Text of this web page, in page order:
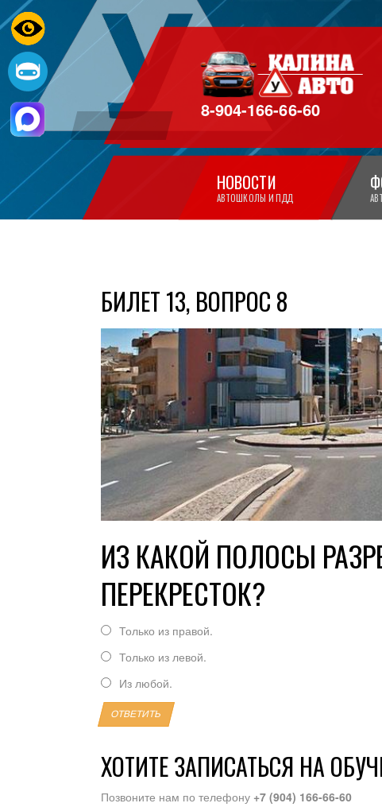
8-904-166-66-60
НОВОСТИ
АВТОШКОЛЫ И ПДД
БИЛЕТ 13, ВОПРОС 8
ИЗ КАКОЙ ПОЛОСЫ
ПЕРЕКРЕСТОК?
Только из правой.
Только из левой.
Из любой.
ОТВЕТИТЬ
ХОТИТЕ ЗАПИСАТЬСЯ НА
Позвоните нам по телефону +7 (904) 166-66-60